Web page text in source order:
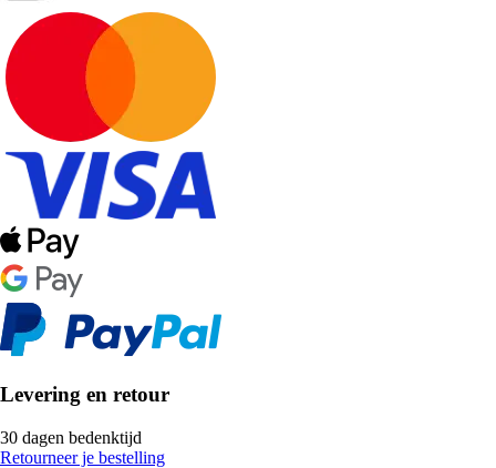
Levering en retour
30 dagen bedenktijd
Retourneer je bestelling